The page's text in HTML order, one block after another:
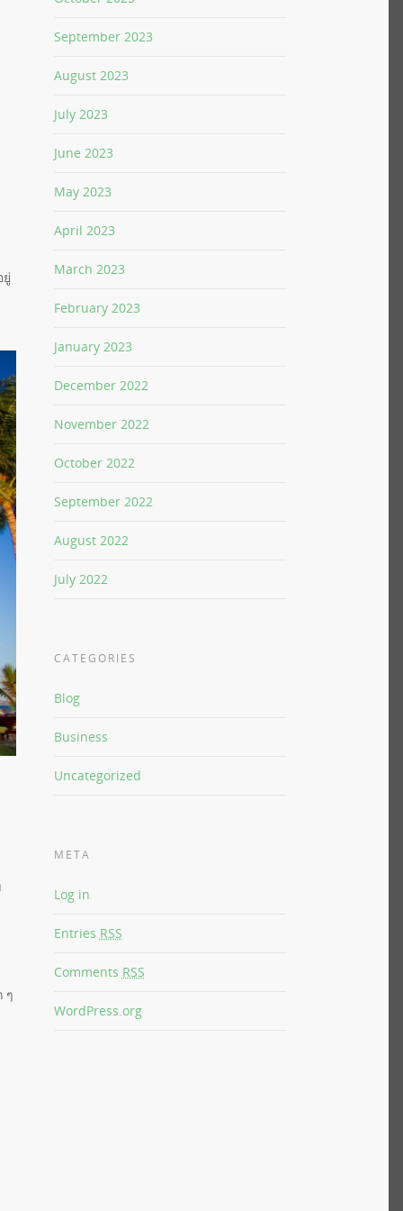
ๆ
September 2023
August 2023
July 2023
June 2023
May 2023
April 2023
March 2023
February 2023
January 2023
December 2022
November 2022
October 2022
September 2022
August 2022
July 2022
CATEGORIES
Blog
Business
Uncategorized
META
Log in
Entries RSS
Comments RSS
WordPress.org